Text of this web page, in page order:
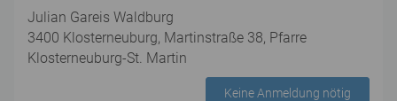
Julian Gareis Waldburg
3400 Klosterneuburg, Martinstraße 38, Pfarre
Klosterneuburg-St. Martin
Keine Anmeldung nötig